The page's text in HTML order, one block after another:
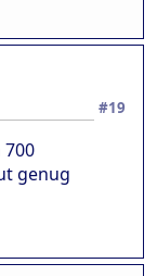
#19
genug